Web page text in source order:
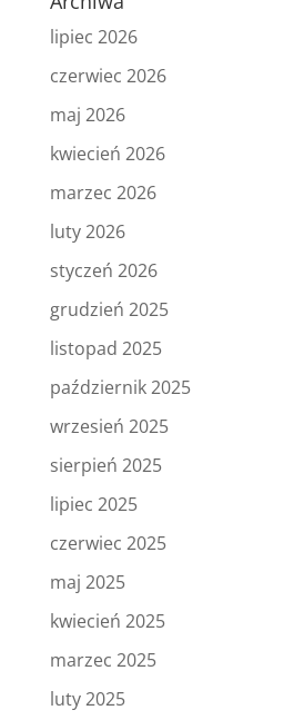
lipiec 2026
czerwiec 2026
maj 2026
kwiecień 2026
marzec 2026
luty 2026
styczeń 2026
grudzień 2025
listopad 2025
październik 2025
wrzesień 2025
sierpień 2025
lipiec 2025
czerwiec 2025
maj 2025
kwiecień 2025
marzec 2025
luty 2025